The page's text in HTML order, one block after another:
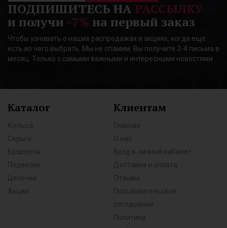
ПОДПИШИТЕСЬ НА РАССЫЛКУ
и получи -7% на первый заказ
Чтобы узнавать о наших распродажах и акциях, когда еще
есть из чего выбрать. Мы не спамим. Вы получите 2-4 письма в
месяц. Только с самыми важными и интересными новостями
Каталог
Кольца
Серьги
Браслеты
Подвески
Цепочки
Акции
Клиентам
Главная
О нас
Вход в личный кабинет
Доставка и оплата
Отзывы
Пользовательское
соглашение
Политика